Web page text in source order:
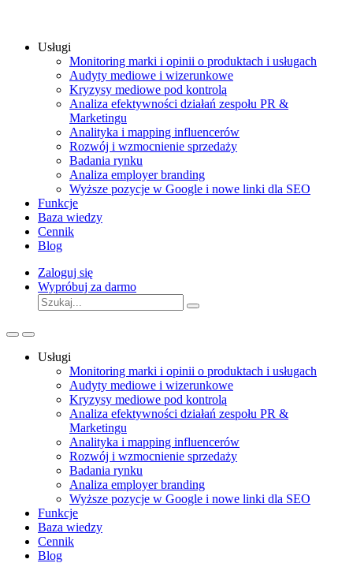
Usługi
Monitoring marki i opinii o produktach i usługach
Audyty mediowe i wizerunkowe
Kryzysy mediowe pod kontrolą
Analiza efektywności działań zespołu PR &
Marketingu
Analityka i mapping influencerów
Rozwój i wzmocnienie sprzedaży
Badania rynku
Analiza employer branding
Wyższe pozycje w Google i nowe linki dla SEO
Funkcje
Baza wiedzy
Cennik
Blog
Zaloguj się
Wypróbuj za darmo
Usługi
Monitoring marki i opinii o produktach i usługach
Audyty mediowe i wizerunkowe
Kryzysy mediowe pod kontrolą
Analiza efektywności działań zespołu PR &
Marketingu
Analityka i mapping influencerów
Rozwój i wzmocnienie sprzedaży
Badania rynku
Analiza employer branding
Wyższe pozycje w Google i nowe linki dla SEO
Funkcje
Baza wiedzy
Cennik
Blog